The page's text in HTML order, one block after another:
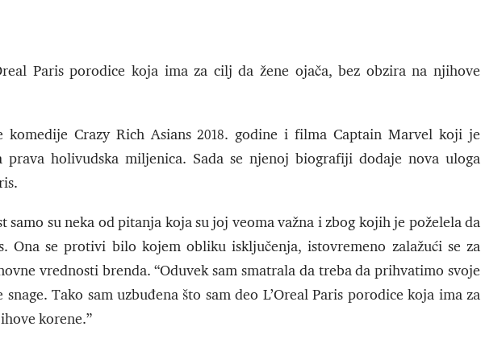
Paris porodice koja ima za cilj da žene ojača, bez obzira na njihove
komedije Crazy Rich Asians 2018. godine i filma Captain Marvel koji je
prava holivudska miljenica. Sada se njenoj biografiji dodaje nova uloga
samo su neka od pitanja koja su joj veoma važna i zbog kojih je poželela da
Ona se protivi bilo kojem obliku isključenja, istovremeno zalažući se za
vrednosti brenda. “Oduvek sam smatrala da treba da prihvatimo svoje
Tako sam uzbuđena što sam deo L’Oreal Paris porodice koja ima za
korene.”